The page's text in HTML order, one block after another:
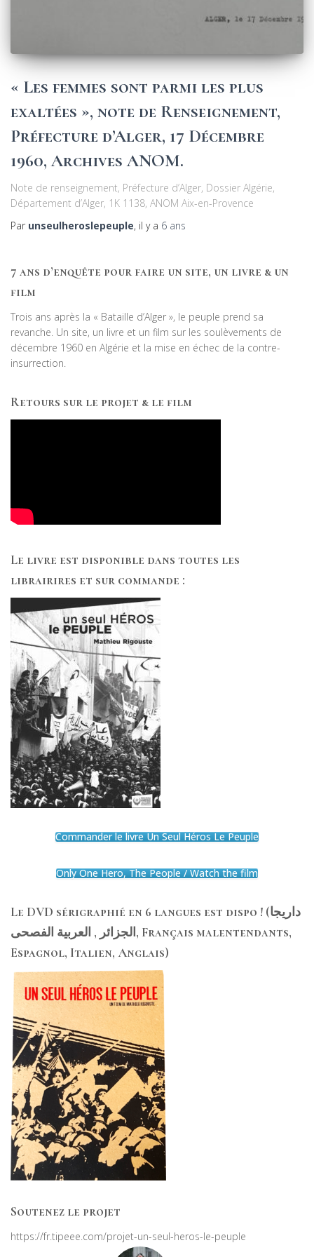
« Les femmes sont parmi les plus
exaltées », note de Renseignement,
Préfecture d’Alger, 17 Décembre
1960, Archives ANOM.
Note de renseignement, Préfecture d’Alger, Dossier Algérie,
Département d’Alger, 1K 1138, ANOM Aix-en-Provence
Par unseulheroslepeuple, il y a 6 ans
7 ans d’enquête pour faire un site, un livre & un
film
Trois ans après la « Bataille d’Alger », le peuple prend sa
revanche. Un site, un livre et un film sur les soulèvements de
décembre 1960 en Algérie et la mise en échec de la contre-
insurrection.
Retours sur le projet & le film
Le livre est disponible dans toutes les
librairires et sur commande :
Commander le livre Un Seul Héros Le Peuple
Only One Hero, The People / Watch the film
Le DVD sérigraphié en 6 langues est dispo ! (داريجا
الجزائر , العربية الفصحى, Français malentendants,
Espagnol, Italien, Anglais)
Soutenez le projet
https://fr.tipeee.com/projet-un-seul-heros-le-peuple